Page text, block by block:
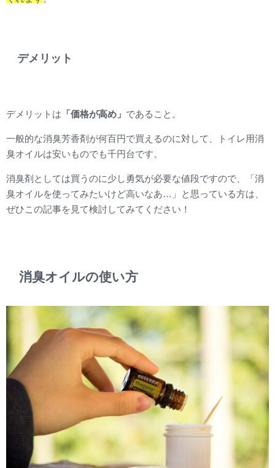
デメリット
デメリットは 「価格が高め」 であること。
一般的な消臭芳香剤が何百円で買えるのに対して、トイレ用消
臭オイルは安いものでも千円台です。
消臭剤としては買うのに少し勇気が必要な値段ですので、「消
臭オイルを使ってみたいけど高いなあ…」と思っている方は、
ぜひこの記事を見て検討してみてください！
消臭オイルの使い方